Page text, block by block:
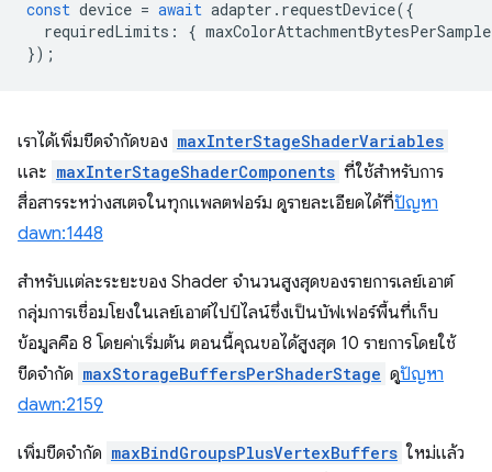
const device = await adapter . requestDevice({
requiredLimits : { maxColorAttachmentBytesPerSample
});
เราได้เพิ่มขีดจำกัดของ maxInterStageShaderVariables
และ maxInterStageShaderComponents ที่ใช้สำหรับการ
สื่อสารระหว่างสเตจในทุกแพลตฟอร์ม ดูรายละเอียดได้ที่ปัญหา
dawn:1448
สำหรับแต่ละระยะของ Shader จำนวนสูงสุดของรายการเลย์เอาต์
กลุ่มการเชื่อมโยงในเลย์เอาต์ไปป์ไลน์ซึ่งเป็นบัฟเฟอร์พื้นที่เก็บ
ข้อมูลคือ 8 โดยค่าเริ่มต้น ตอนนี้คุณขอได้สูงสุด 10 รายการโดยใช้
ขีดจำกัด maxStorageBuffersPerShaderStage ดูปัญหา
dawn:2159
เพิ่มขีดจำกัด maxBindGroupsPlusVertexBuffers ใหม่แล้ว